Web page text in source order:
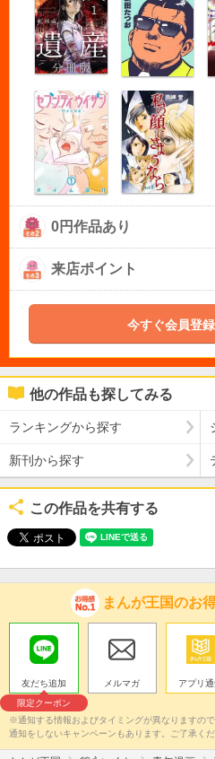
0円作品あり
来店ポイント
今すぐ会員登
他の作品も探してみる
ランキングから探す
新刊から探す
この作品を共有する
まんが王国のお
友だち追加
限定クーポン
メルマガ アプリ通
※通知する情報およびタイミングが異なりますの
通知をしないキャンペーンもあります。ご了承くだ